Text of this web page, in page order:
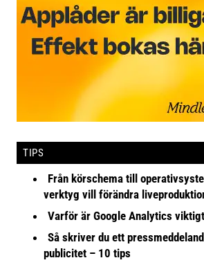
TIPS
Från körschema till
verktyg vill förändra
Varför är Google Analytics
Så skriver du ett
publicitet – 10 tips